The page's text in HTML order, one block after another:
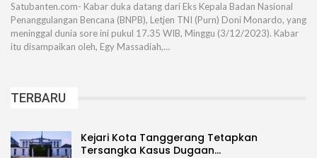
Satubanten.com- Kabar duka datang dari Eks Kepala Badan Nasional
Penanggulangan Bencana (BNPB), Letjen TNI (Purn) Doni Monardo, yang
meninggal dunia sore ini pukul 17.35 WIB, Minggu (3/12/2023). Kabar
itu disampaikan oleh, Egy Massadiah,…
TERBARU
Kejari Kota Tanggerang Tetapkan
Tersangka Kasus Dugaan…